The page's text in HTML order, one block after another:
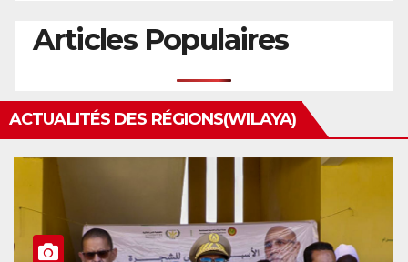
Articles Populaires
ACTUALITÉS DES RÉGIONS(WILAYA)